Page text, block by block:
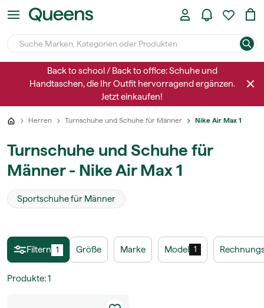
Back to school / Back to office: Schuhe und
Handtaschen, die Ihr Outfit hervorragend ergänzen.
Jetzt einkaufen!
Herren Turnschuhe und Schuhe für Männer Nike Air Max 1
Turnschuhe und Schuhe für
Männer - Nike Air Max 1
Sportschuhe für Männer
Filtern 1 Größe Marke Model 1
Produkte:1